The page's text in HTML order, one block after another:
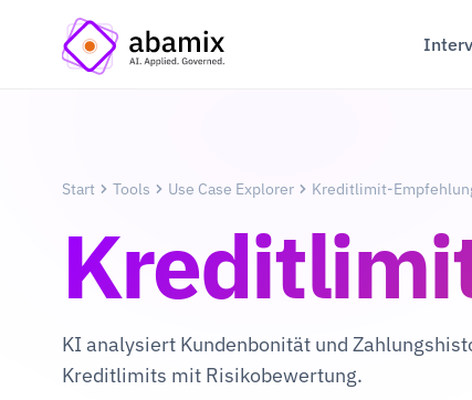
Start Tools Use Case Explorer Kreditlimit-
KI analysiert Kundenbonität und
Kreditlimits mit Risikobewertung.